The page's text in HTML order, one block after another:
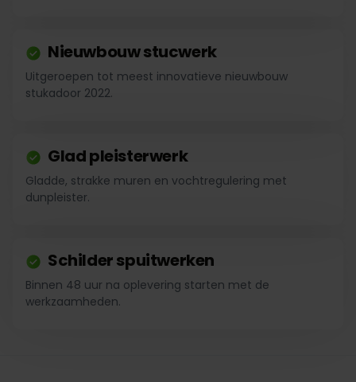
Nieuwbouw stucwerk
Uitgeroepen tot meest innovatieve nieuwbouw
stukadoor 2022.
Glad pleisterwerk
Gladde, strakke muren en vochtregulering met
dunpleister.
Schilder spuitwerken
Binnen 48 uur na oplevering starten met de
werkzaamheden.